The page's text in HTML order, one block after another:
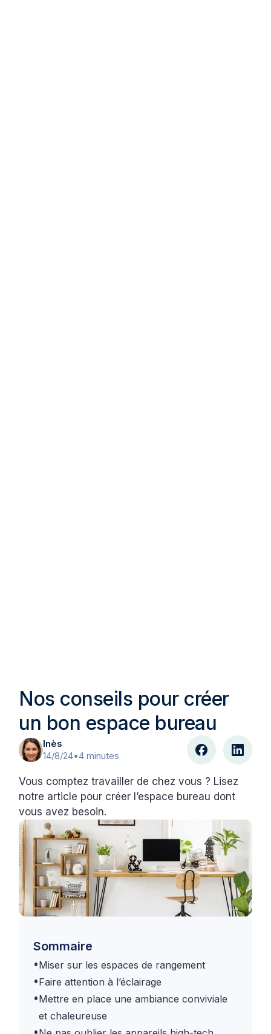
Nos conseils pour créer
un bon espace bureau
Inès
14/8/24•4 minutes
Vous comptez travailler de chez vous ? Lisez
notre article pour créer l’espace bureau dont
vous avez besoin.
Sommaire
•Miser sur les espaces de rangement
•Faire attention à l’éclairage
•Mettre en place une ambiance conviviale
et chaleureuse
•